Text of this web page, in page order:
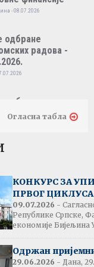
- 08.07.2026
одбране
радова -
одбране
радова -
пословно
- 07.07.2026
испита:
трговина
- 07.07.2026
Огласна табла
КОНКУРС ЗА
ПРВОГ ЦИКЛУСА
09.07.2026 -
Републике Српске,
економије Бијељина
Одржан
29.06.2026 - Дана,